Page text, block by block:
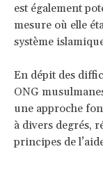
est également
mesure où elle
système
En dépit des
ONG
une approche
à divers degrés,
principes de